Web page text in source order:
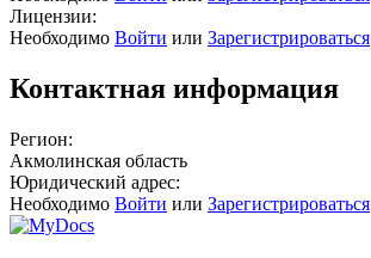
Лицензии:
Необходимо Войти или Зарегистрироваться
Контактная информация
Регион:
Акмолинская область
Юридический адрес:
Необходимо Войти или Зарегистрироваться